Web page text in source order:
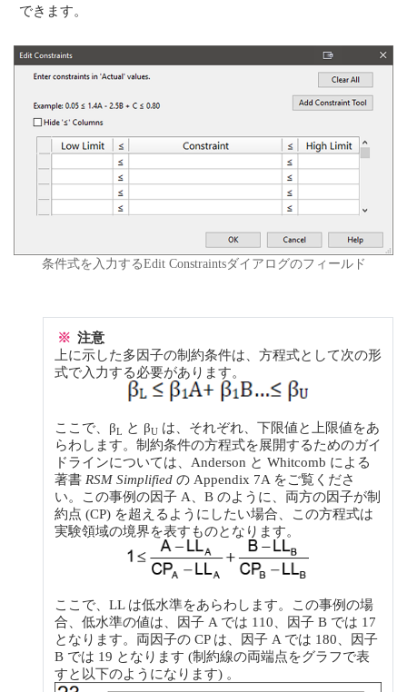
できます。
条件式を入力するEdit Constraintsダイアログのフィールド
※ 注意
上に示した多因子の制約条件は、方程式として次の形
式で入力する必要があります。
ここで、βL と βU は、それぞれ、下限値と上限値をあ
らわします。制約条件の方程式を展開するためのガイ
ドラインについては、Anderson と Whitcomb による
著書 RSM Simplified の Appendix 7A をご覧くださ
い。この事例の因子 A、B のように、両方の因子が制
約点 (CP) を超えるようにしたい場合、この方程式は
実験領域の境界を表すものとなります。
ここで、LL は低水準をあらわします。この事例の場
合、低水準の値は、因子 A では 110、因子 B では 17
となります。両因子の CP は、因子 A では 180、因子
B では 19 となります (制約線の両端点をグラフで表
すと以下のようになります) 。